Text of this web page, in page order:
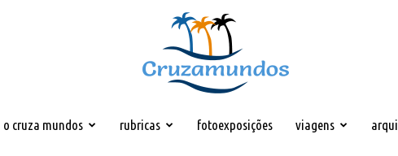
o cruza mundos rubricas fotoexposições viagens